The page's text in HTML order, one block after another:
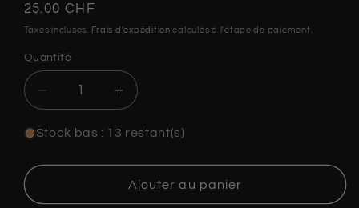
Prix
habituel
25.00 CHF
Taxes incluses. Frais d'expédition calculés à l'étape de paiement.
Quantité
Quantité
Réduire
la
quantité
Rasoir
barbier
Augmenter
la
quantité
Rasoir
de
barbier
Stock bas : 13 restant(s)
Ajouter au panier